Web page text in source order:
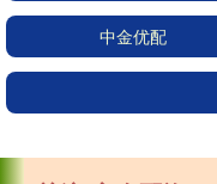
中金优配